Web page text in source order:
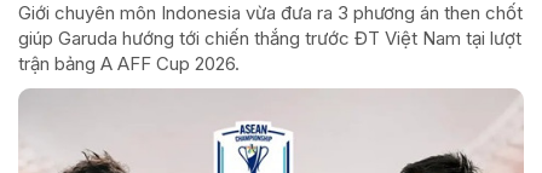
Giới chuyên môn Indonesia vừa đưa ra 3 phương án then chốt
giúp Garuda hướng tới chiến thắng trước ĐT Việt Nam tại lượt
trận bảng A AFF Cup 2026.